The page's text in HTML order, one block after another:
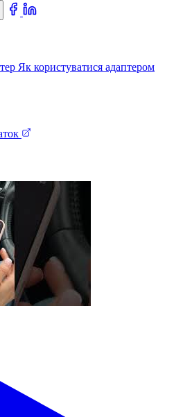
Як користуватися адаптером